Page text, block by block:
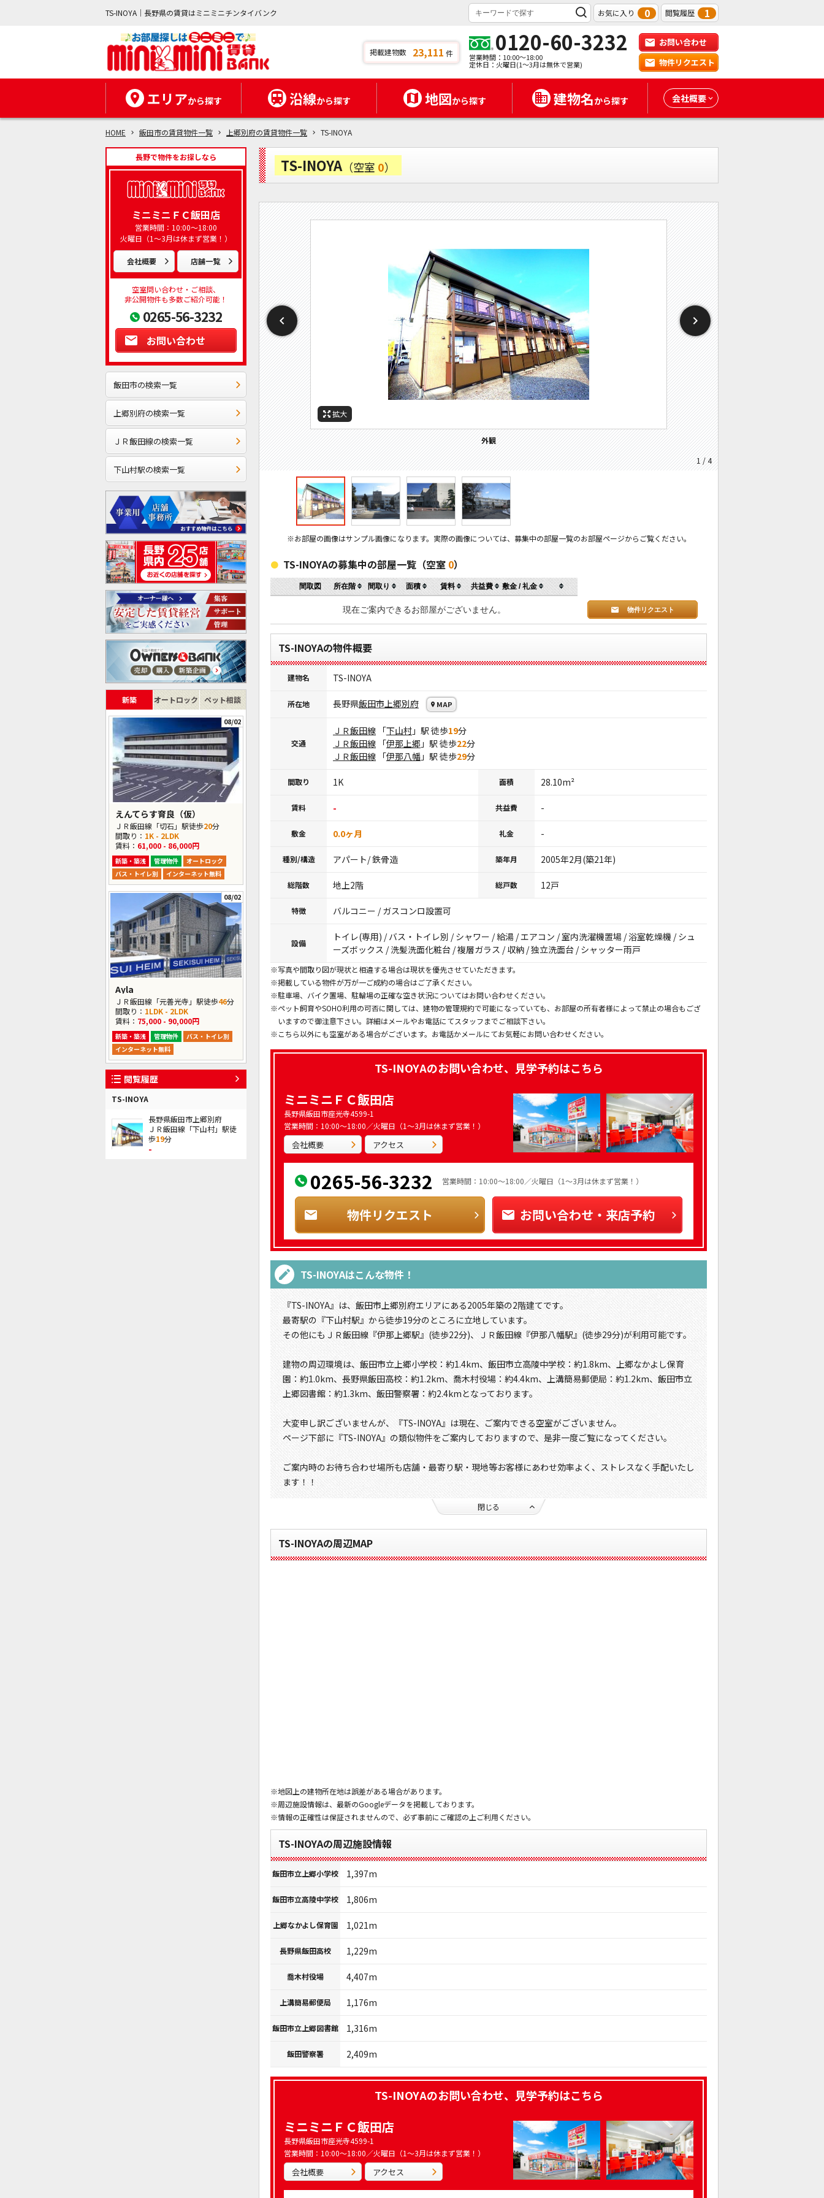
TS-INOYA｜長野県の賃貸はミニミニチンタイバンク お気に入り 0 閲覧履歴 1
掲載建物数 23,111 件 0120-60-3232
営業時間：10:00～18:00
定休日：火曜日(1～3月は無休で営業)
お問い合わせ
物件リクエスト
エリアから探す 沿線から探す 地図から探す 建物名から探す 会社概要
HOME 飯田市の賃貸物件一覧 上郷別府の賃貸物件一覧 TS-INOYA
長野で物件をお探しなら
ミニミニＦＣ飯田店
営業時間：10:00～18:00
火曜日（1～3月は休まず営業！）
会社概要 店舗一覧
空室問い合わせ・ご相談、
非公開物件も多数ご紹介可能！
0265-56-3232
お問い合わせ
飯田市の検索一覧
上郷別府の検索一覧
ＪＲ飯田線の検索一覧
下山村駅の検索一覧
新築 オートロック ペット相談
08/02
えんてらす育良（仮）
ＪＲ飯田線「切石」駅徒歩20分
間取り： 1K - 2LDK
賃料： 61,000 - 86,000円
新築・築浅 管理物件
オートロック
バス・トイレ別
インターネット無料
08/02
Ayla
ＪＲ飯田線「元善光寺」駅徒歩46分
間取り： 1LDK - 2LDK
賃料： 75,000 - 90,000円
新築・築浅 管理物件
バス・トイレ別
インターネット無料
閲覧履歴
TS-INOYA
長野県飯田市上郷別府
ＪＲ飯田線「下山村」駅徒
歩19分
-
TS-INOYA（空室 0）
拡大
外観
1 / 4
拡大
周辺施設：高校・高専
拡大
周辺施設：中学校
拡大
周辺施設：小学校
※お部屋の画像はサンプル画像になります。実際の画像については、募集中の部屋一覧のお部屋ページからご覧ください。
TS-INOYAの募集中の部屋一覧（空室 0）
間取図 所在階 間取り 面積 賃料 共益費 敷金 / 礼金
現在ご案内できるお部屋がございません。 物件リクエスト
TS-INOYAの物件概要
建物名 TS-INOYA
所在地 長野県飯田市上郷別府 MAP
交通
ＪＲ飯田線 「下山村 」駅 徒歩19分
ＪＲ飯田線 「伊那上郷 」駅 徒歩22分
ＪＲ飯田線 「伊那八幡 」駅 徒歩29分
間取り 1K 面積 28.10m²
賃料 - 共益費 -
敷金 0.0ヶ月 礼金 -
種別/構造 アパート/ 鉄骨造 築年月 2005年2月(築21年)
総階数 地上2階 総戸数 12戸
特徴 バルコニー / ガスコンロ設置可
設備
トイレ(専用) / バス・トイレ別 / シャワー / 給湯 / エアコン / 室内洗濯機置場 / 浴室乾燥機 / シュ
ーズボックス / 洗髪洗面化粧台 / 複層ガラス / 収納 / 独立洗面台 / シャッター雨戸
※写真や間取り図が現状と相違する場合は現状を優先させていただきます。
※掲載している物件が万が一ご成約の場合はご了承ください。
※駐車場、バイク置場、駐輪場の正確な空き状況についてはお問い合わせください。
※ペット飼育やSOHO利用の可否に関しては、建物の管理規約で可能になっていても、お部屋の所有者様によって禁止の場合もござ
いますので御注意下さい。詳細はメールやお電話にてスタッフまでご相談下さい。
※こちら以外にも空室がある場合がございます。お電話かメールにてお気軽にお問い合わせください。
TS-INOYAのお問い合わせ、見学予約はこちら
ミニミニＦＣ飯田店
長野県飯田市座光寺4599-1
営業時間：10:00～18:00／火曜日（1～3月は休まず営業！）
会社概要 アクセス
0265-56-3232 営業時間：10:00～18:00／火曜日（1～3月は休まず営業！）
物件リクエスト お問い合わせ・来店予約
TS-INOYAはこんな物件！
『TS-INOYA』は、飯田市上郷別府エリアにある2005年築の2階建てです。
最寄駅の『下山村駅』から徒歩19分のところに立地しています。
その他にもＪＲ飯田線『伊那上郷駅』(徒歩22分)、ＪＲ飯田線『伊那八幡駅』(徒歩29分)が利用可能です。
建物の周辺環境は、飯田市立上郷小学校：約1.4km、飯田市立高陵中学校：約1.8km、上郷なかよし保育
園：約1.0km、長野県飯田高校：約1.2km、喬木村役場：約4.4km、上溝簡易郵便局：約1.2km、飯田市立
上郷図書館：約1.3km、飯田警察署：約2.4kmとなっております。
大変申し訳ございませんが、『TS-INOYA』は現在、ご案内できる空室がございません。
ページ下部に『TS-INOYA』の類似物件をご案内しておりますので、是非一度ご覧になってください。
ご案内時のお待ち合わせ場所も店舗・最寄り駅・現地等お客様にあわせ効率よく、ストレスなく手配いたし
ます！！
閉じる
TS-INOYAの周辺MAP
※地図上の建物所在地は誤差がある場合があります。
※周辺施設情報は、最新のGoogleデータを掲載しております。
※情報の正確性は保証されませんので、必ず事前にご確認の上ご利用ください。
TS-INOYAの周辺施設情報
飯田市立上郷小学校 1,397m
飯田市立高陵中学校 1,806m
上郷なかよし保育園 1,021m
長野県飯田高校 1,229m
喬木村役場 4,407m
上溝簡易郵便局 1,176m
飯田市立上郷図書館 1,316m
飯田警察署 2,409m
TS-INOYAのお問い合わせ、見学予約はこちら
ミニミニＦＣ飯田店
長野県飯田市座光寺4599-1
営業時間：10:00～18:00／火曜日（1～3月は休まず営業！）
会社概要 アクセス